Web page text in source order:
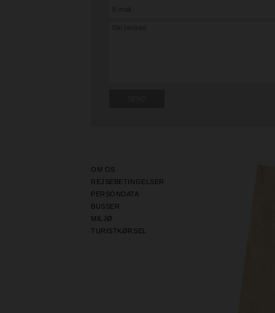
OM OS
REJSEBETINGELSER
PERSONDATA
BUSSER
MILJØ
TURISTKØRSEL